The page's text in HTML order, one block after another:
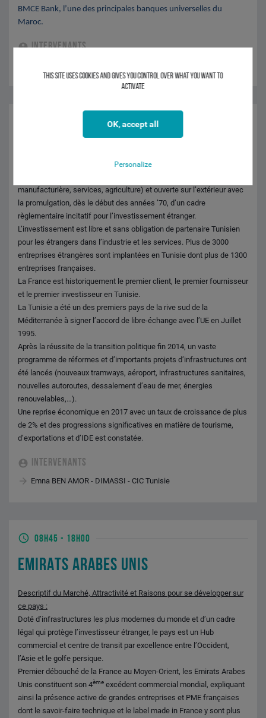
BMCE Bank, l’une des principales banques universelles du
Maroc.
INTERVENANTS
manufacturière, services, agriculture) et ouverte sur l’extérieur avec
la promulgation, dès le début des années ’70, d’un cadre
règlementaire incitatif pour l’investissement étranger.
L’investissement est libre et sans obligation de partenaire Tunisien
pour les étrangers dans l’industrie et les services. Plus de 3000
entreprises étrangères sont implantées en Tunisie dont plus de 1300
entreprises françaises.
La France est historiquement le premier client, le premier fournisseur
et le premier investisseur en Tunisie.
La Tunisie a été un des premiers pays de la rive sud de la
Méditerranée à signer l’accord de libre-échange avec l’UE en Juillet
1995.
Après la réussite de la transition politique fin 2014, un vaste
programme de réformes et d’importants projets d’infrastructures ont
été lancés (nouveaux tramways, aéroport, infrastructures sanitaires,
nouvelles autoroutes, dessalement d’eau de mer, énergies
renouvelables,…).
Une reprise économique en 2017 avec un taux de croissance de plus
de 2% et des progressions significatives en matière de tourisme,
d’exportations et d’IDE est constatée.
INTERVENANTS
Emna BEN AMOR - DIMASSI - CIC Tunisie
08H45 - 18H00
EMIRATS ARABES UNIS
Descriptif du Marché, Attractivité et Raisons pour se développer sur
ce pays :
Doté d’infrastructures les plus modernes du monde et d’un cadre
légal qui protège l’investisseur étranger, le pays est un Hub
commercial et centre de transit par excellence entre l’Occident,
l’Asie et le golfe persique.
Premier débouché de la France au Moyen-Orient, les Emirats Arabes
Unis constituent son 4ème excédent commercial mondial, expliquant
ainsi la présence active de grandes entreprises et PME françaises
dont le savoir-faire technique et le label made in France y sont plus
This site uses cookies and gives you control over what you want to
activate
OK, accept all
Personalize